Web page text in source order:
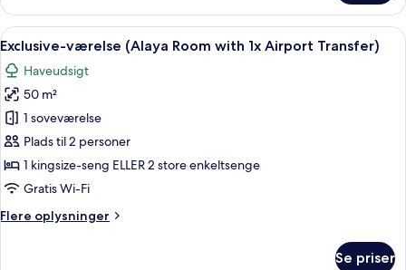
Room)
-
soveværelser
Suite
and
Alaya
Room)
Indlæs
alle
billeder
af
Exclusive-
værelse
(Alaya
Room
1x
Et moderne hotelværelse med en
6
Exclusive-værelse (Alaya Room with 1x Airport Transfer)
Haveudsigt
50 m²
1 soveværelse
Plads til 2 personer
1 kingsize-seng ELLER 2 store enkeltsenge
Gratis Wi-Fi
Flere oplysninger
Flere
Se priser